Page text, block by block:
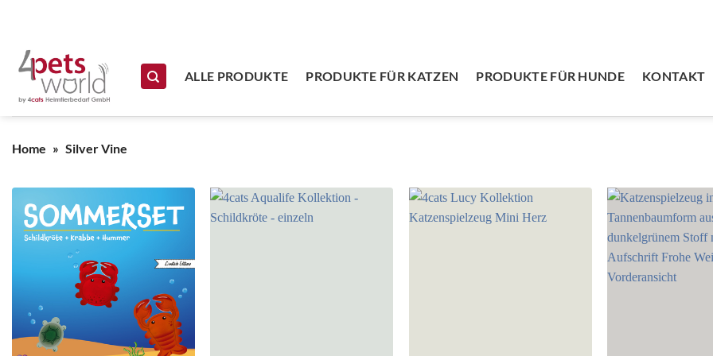
Zum Inhalt springen
ALLE PRODUKTE
PRODUKTE FÜR KATZEN PRODUKTE FÜR HUNDE KONTAKT
Home » Silver Vine